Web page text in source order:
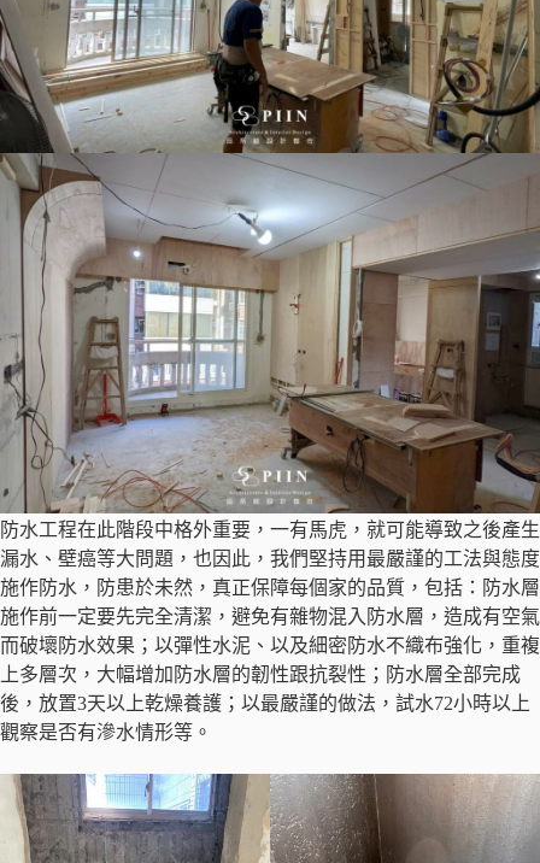
防水工程在此階段中格外重要，一有馬虎，就可能導致之後產生
漏水、壁癌等大問題，也因此，我們堅持用最嚴謹的工法與態度
施作防水，防患於未然，真正保障每個家的品質，包括：防水層
施作前一定要先完全清潔，避免有雜物混入防水層，造成有空氣
而破壞防水效果；以彈性水泥、以及細密防水不織布強化，重複
上多層次，大幅增加防水層的韌性跟抗裂性；防水層全部完成
後，放置3天以上乾燥養護；以最嚴謹的做法，試水72小時以上
觀察是否有滲水情形等。